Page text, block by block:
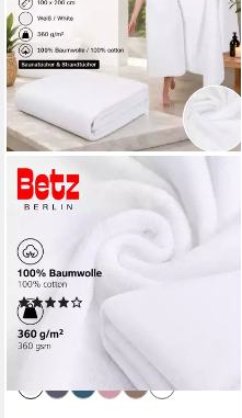
BETZ
Badetuch 2 Stück
Saunatücher groß XXL Berlin
100x200 cm, 100%
Baumwolle (Set, 2-St),
Badetuch Saunatuch
Badetücher Saunatücher
(4)
59,50 €
(29,75 €/ 1 Stk)
lieferbar - in 2-3 Werktagen bei dir